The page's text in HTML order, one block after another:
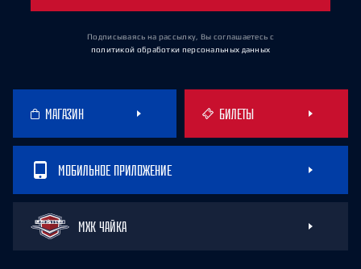
Подписываясь на рассылку, Вы соглашаетесь с
политикой обработки персональных данных
МАГАЗИН БИЛЕТЫ
МОБИЛЬНОЕ ПРИЛОЖЕНИЕ
МХК ЧАЙКА